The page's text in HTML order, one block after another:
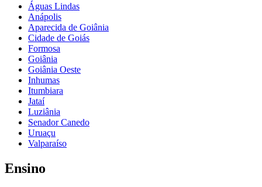
Águas Lindas
Anápolis
Aparecida de Goiânia
Cidade de Goiás
Formosa
Goiânia
Goiânia Oeste
Inhumas
Itumbiara
Jataí
Luziânia
Senador Canedo
Uruaçu
Valparaíso
Ensino